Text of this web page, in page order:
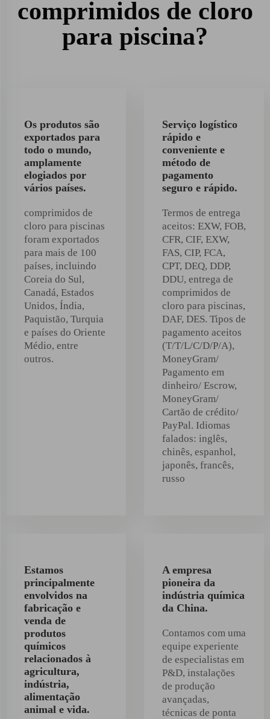
comprimidos de cloro
para piscina?
Os produtos são
exportados para
todo o mundo,
amplamente
elogiados por
vários países.
comprimidos de
cloro para piscinas
foram exportados
para mais de 100
países, incluindo
Coreia do Sul,
Canadá, Estados
Unidos, Índia,
Paquistão, Turquia
e países do Oriente
Médio, entre
outros.
Serviço logístico
rápido e
conveniente e
método de
pagamento
seguro e rápido.
Termos de entrega
aceitos: EXW, FOB,
CFR, CIF, EXW,
FAS, CIP, FCA,
CPT, DEQ, DDP,
DDU, entrega de
comprimidos de
cloro para piscinas,
DAF, DES. Tipos de
pagamento aceitos
(T/T/L/C/D/P/A),
MoneyGram/
Pagamento em
dinheiro/ Escrow,
MoneyGram/
Cartão de crédito/
PayPal. Idiomas
falados: inglês,
chinês, espanhol,
japonês, francês,
russo
Estamos
principalmente
envolvidos na
fabricação e
venda de
produtos
químicos
relacionados à
agricultura,
indústria,
alimentação
animal e vida.
A empresa
pioneira da
indústria química
da China.
Contamos com uma
equipe experiente
de especialistas em
P&D, instalações
de produção
avançadas,
técnicas de ponta